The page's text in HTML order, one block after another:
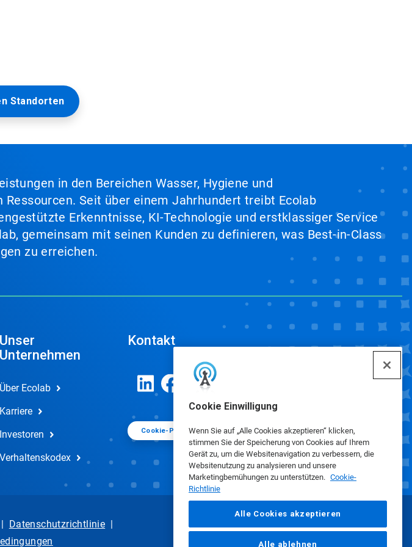
Cookie Einwilligung
Wenn Sie auf „Alle Cookies akzeptieren“ klicken,
stimmen Sie der Speicherung von Cookies auf Ihrem
Gerät zu, um die Websitenavigation zu verbessern, die
Websitenutzung zu analysieren und unsere
Marketingbemühungen zu unterstützen. Cookie-
Richtlinie
Alle Cookies akzeptieren
Alle ablehnen
Standorten
in den Bereichen Wasser, Hygiene und
Seit über einem Jahrhundert treibt Ecolab
Erkenntnisse, KI-Technologie und erstklassiger Service
gemeinsam mit seinen Kunden zu definieren, was Best-in-Class
zu erreichen.
Unser
Unternehmen
Über Ecolab
Karriere
Investoren
Verhaltenskodex
Kontakt
Cookie-Präferenzen
Datenschutzrichtlinie |